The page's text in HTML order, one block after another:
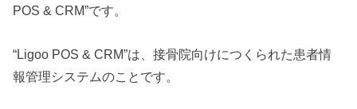
POS & CRM”です。
“Ligoo POS & CRM”は、接骨院向けにつくられた患者情
報管理システムのことです。